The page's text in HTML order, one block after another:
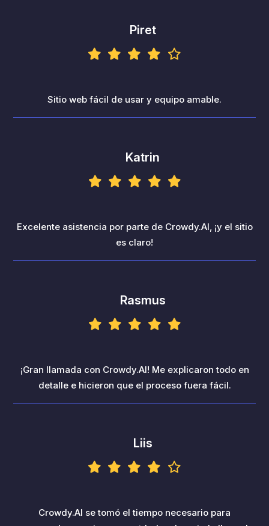
Piret
Sitio web fácil de usar y equipo amable.
Katrin
Excelente asistencia por parte de Crowdy.AI, ¡y el sitio
es claro!
Rasmus
¡Gran llamada con Crowdy.AI! Me explicaron todo en
detalle e hicieron que el proceso fuera fácil.
Liis
Crowdy.AI se tomó el tiempo necesario para